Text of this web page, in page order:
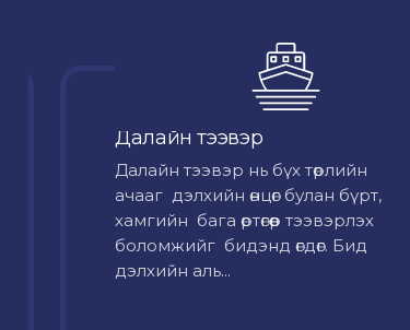
Далайн тээвэр
Далайн тээвэр нь бүх төрлийн
ачааг дэлхийн өнцөг булан бүрт,
хамгийн бага өртөгөөр тээвэрлэх
боломжийг бидэнд өгдөг. Бид
дэлхийн аль...